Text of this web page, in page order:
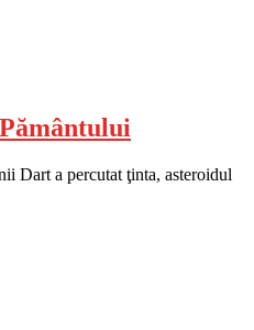
Dart a percutat ţinta, asteroidul